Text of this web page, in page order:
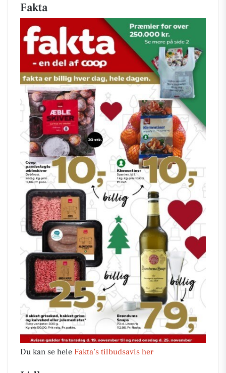
Fakta
Du kan se hele Fakta’s tilbudsavis her